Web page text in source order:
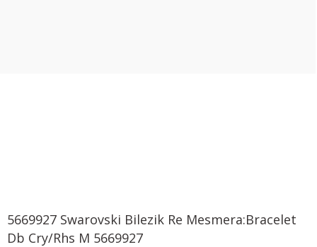
5669927 Swarovski Bilezik Re Mesmera:Bracelet
Db Cry/Rhs M 5669927